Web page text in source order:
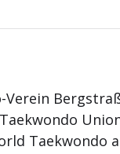
Verein
Taekwondo